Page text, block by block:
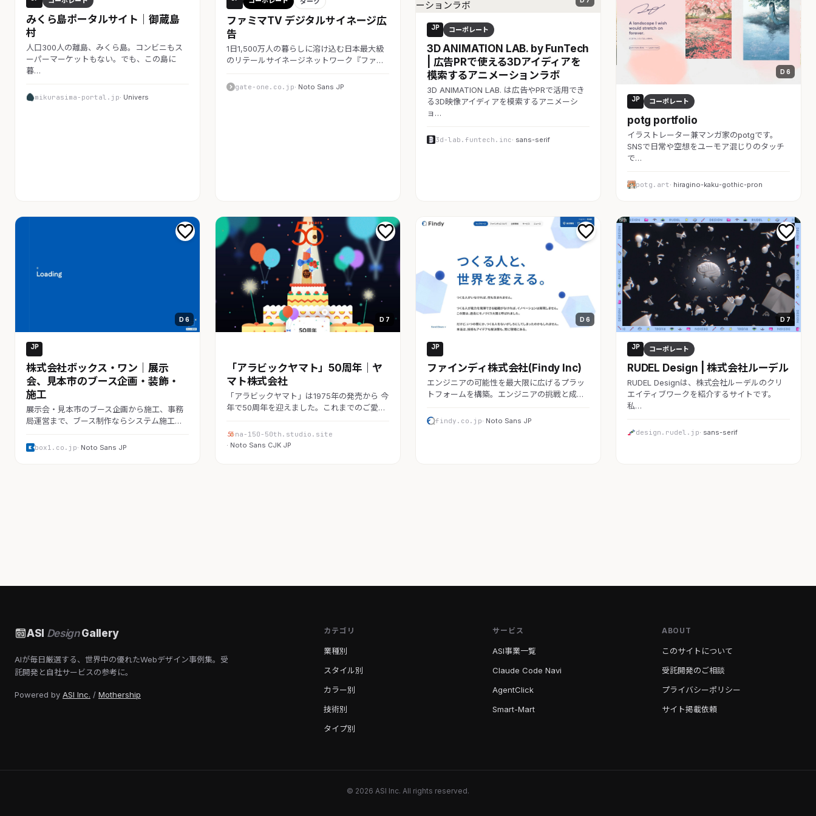
みくら島ポータルサイト｜御蔵島
村
人口300人の離島、みくら島。コンビニもス
ーパーマーケットもない。でも、この島に
暮…
mikurasima-portal.jp· Univers
ファミマTV デジタルサイネージ広
告
1日1,500万人の暮らしに溶け込む日本最大級
のリテールサイネージネットワーク『ファ…
gate-one.co.jp· Noto Sans JP
JP コーポレート
3D ANIMATION LAB. by FunTech
| 広告PRで使える3Dアイディアを
模索するアニメーションラボ
3D ANIMATION LAB. は広告やPRで活用でき
る3D映像アイディアを模索するアニメーシ
ョ…
3d-lab.funtech.inc· sans-serif
D 6
JP コーポレート
potg portfolio
イラストレーター兼マンガ家のpotgです。
SNSで日常や空想をユーモア混じりのタッチ
で…
potg.art· hiragino-kaku-gothic-pron
D 6
JP
株式会社ボックス・ワン｜展示
会、見本市のブース企画・装飾・
施工
展示会・見本市のブース企画から施工、事務
局運営まで、ブース制作ならシステム施工…
box1.co.jp· Noto Sans JP
D 7
「アラビックヤマト」50周年｜ヤ
マト株式会社
「アラビックヤマト」は1975年の発売から 今
年で50周年を迎えました。これまでのご愛…
na-150-50th.studio.site
· Noto Sans CJK JP
D 6
JP
ファインディ株式会社(Findy Inc)
エンジニアの可能性を最大限に広げるプラッ
トフォームを構築。エンジニアの挑戦と成…
findy.co.jp· Noto Sans JP
D 7
JP コーポレート
RUDEL Design | 株式会社ルーデル
RUDEL Designは、株式会社ルーデルのクリ
エイティブワークを紹介するサイトです。
私…
design.rudel.jp· sans-serif
ASI DesignGallery
AIが毎日厳選する、世界中の優れたWebデザイン事例集。受
託開発と自社サービスの参考に。
Powered by ASI Inc. / Mothership
カテゴリ
業種別
スタイル別
カラー別
技術別
タイプ別
サービス
ASI事業一覧
Claude Code Navi
AgentClick
Smart-Mart
ABOUT
このサイトについて
受託開発のご相談
プライバシーポリシー
サイト掲載依頼
© 2026 ASI Inc. All rights reserved.